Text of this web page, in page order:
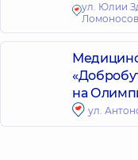
ул. Юлии
на
ул.